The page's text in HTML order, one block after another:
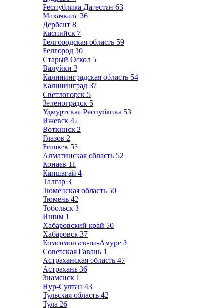
Республика Дагестан 63
Махачкала 36
Дербент 8
Каспийск 7
Белгородская область 59
Белгород 30
Старый Оскол 5
Валуйки 3
Калининградская область 54
Калининград 37
Светлогорск 5
Зеленоградск 5
Удмуртская Республика 53
Ижевск 42
Воткинск 2
Глазов 2
Бишкек 53
Алматинская область 52
Конаев 11
Капшагай 4
Талгар 3
Тюменская область 50
Тюмень 42
Тобольск 3
Ишим 1
Хабаровский край 50
Хабаровск 37
Комсомольск-на-Амуре 8
Советская Гавань 1
Астраханская область 47
Астрахань 36
Знаменск 1
Нур-Султан 43
Тульская область 42
Тула 26